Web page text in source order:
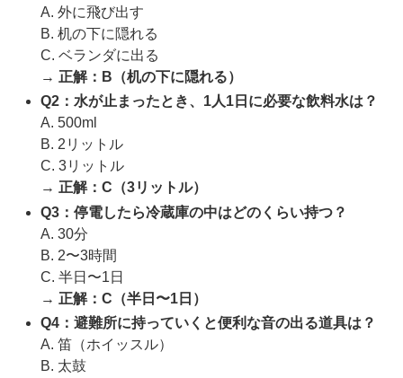
A. 外に飛び出す
B. 机の下に隠れる
C. ベランダに出る
→ 正解：B（机の下に隠れる）
Q2：水が止まったとき、1人1日に必要な飲料水は？
A. 500ml
B. 2リットル
C. 3リットル
→ 正解：C（3リットル）
Q3：停電したら冷蔵庫の中はどのくらい持つ？
A. 30分
B. 2〜3時間
C. 半日〜1日
→ 正解：C（半日〜1日）
Q4：避難所に持っていくと便利な音の出る道具は？
A. 笛（ホイッスル）
B. 太鼓